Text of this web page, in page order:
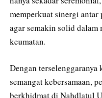
memperkuat sinergi
agar semakin solid
keumatan.
Dengan
semangat kebersamaan,
berkhidmat di Nahdlatul